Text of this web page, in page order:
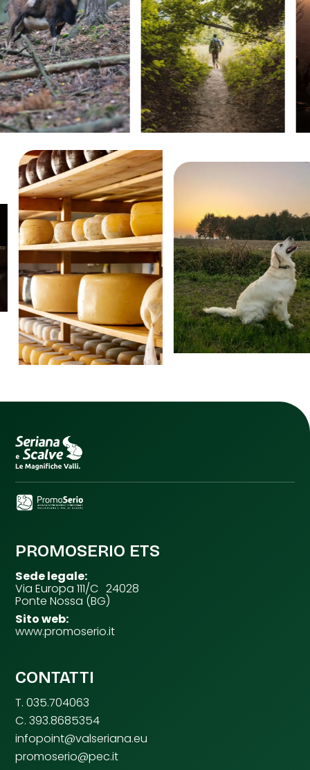
PROMOSERIO ETS
Sede legale:
Via Europa 111/C 24028
Ponte Nossa (BG)
Sito web:
www.promoserio.it
CONTATTI
T. 035.704063
C. 393.8685354
infopoint@valseriana.eu
promoserio@pec.it